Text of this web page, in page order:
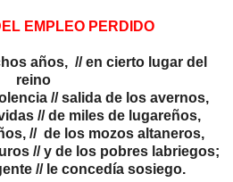
EMPLEO PERDIDO
años, // en cierto lugar del
reino
// salida de los avernos,
// de miles de lugareños,
// de los mozos altaneros,
// y de los pobres labriegos;
// le concedía sosiego.